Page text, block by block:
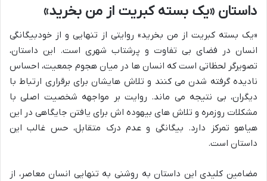
داستان «یک بسته کبریت از من بخرید»
«یک بسته کبریت از من بخرید» روایتی از تنهایی و از خودبیگانگی
انسان در فضای بی تفاوت و پرشتاب شهری است. این داستان،
تصویرگر لحظاتی است که انسان ها در میان هجوم جمعیت، احساس
نادیده گرفته شدن می کنند و تلاش هایشان برای برقراری ارتباط با
دیگران، بی نتیجه می ماند. روایت بر مواجهه شخصیت اصلی با
مشکلات روزمره و تلاش های بیهوده اش برای یافتن جایگاهی در این
هیاهو تمرکز دارد. بیگانگی و عدم درک متقابل، حس غالب این
داستان است.
مضامین کلیدی این داستان به روشنی به تنهایی انسان معاصر، از